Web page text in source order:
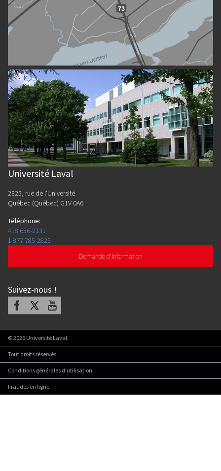
Université Laval
2325, rue de l'Université
Québec (Québec) G1V 0A6
Téléphone:
418 656-2131
1 877 785-2825
Demande d'information
Suivez-nous !
Facebook Youtube
©2026 Université Laval.
Tout droits réservés
Conditions générales d'utilisation
Fraudes en ligne